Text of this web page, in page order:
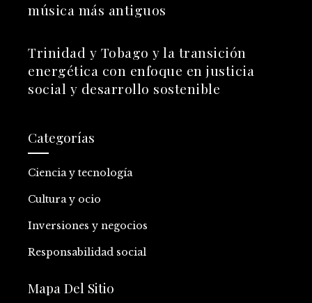
música más antiguos
Trinidad y Tobago y la transición
energética con enfoque en justicia
social y desarrollo sostenible
Categorías
Ciencia y tecnología
Cultura y ocio
Inversiones y negocios
Responsabilidad social
Mapa Del Sitio